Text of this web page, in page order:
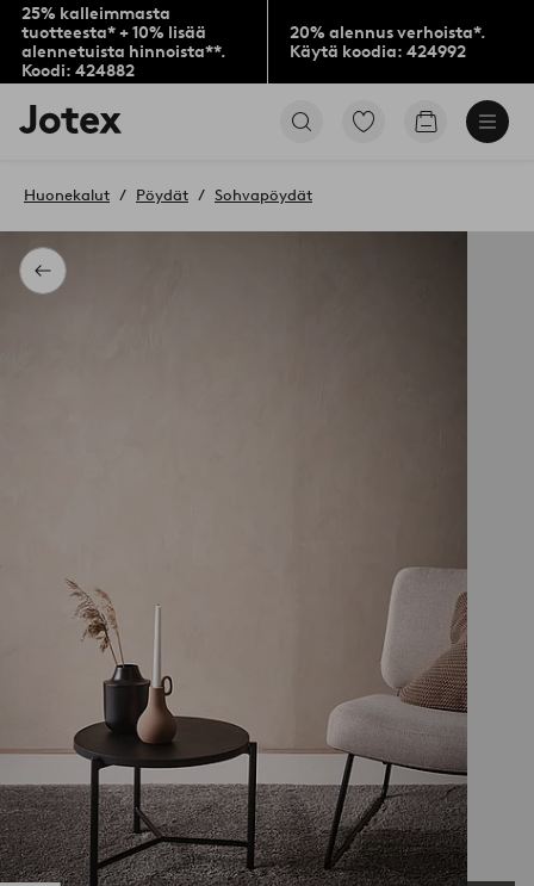
25% kalleimmasta
tuotteesta* + 10% lisää
alennetuista hinnoista**.
Koodi: 424882
20% alennus verhoista*.
Käytä koodia: 424992
Jotex-
logo
aloitussivulle
Siirry
Siirry
Takaisin
Huonekalut Pöydät Sohvapöydät